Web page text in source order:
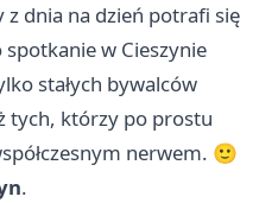
z dnia na dzień potrafi się
spotkanie w Cieszynie
stałych bywalców
tych, którzy po prostu
nerwem. 🙂
.